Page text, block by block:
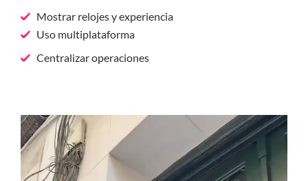
Mostrar relojes y experiencia
Uso multiplataforma
Centralizar operaciones